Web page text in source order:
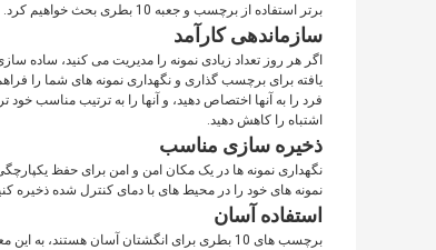
برتر استفاده از برچسب و جعبه 10 بطری بحث خواهیم کرد.
سازماندهی کارآمد
اگر هر روز تعداد زیادی نمونه را مدیریت می کنید، ساده
یافته برای برچسب گذاری و نگهداری نمونه های شما را
فرد را به آنها اختصاص دهید، و آنها را به ترتیب مناسب
اشتباه را کاهش دهید.
ذخیره سازی مناسب
نگهداری نمونه ها در یک مکان امن و امن برای حفظ
نمونه های خود را در محیط های با دمای کنترل شده ذخیره
استفاده آسان
برچسب های 10 بطری برای انگشتان آسان